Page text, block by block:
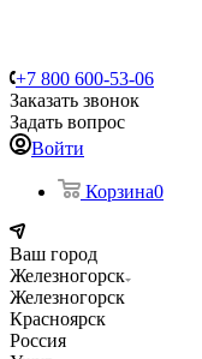
+7 800 600-53-06
Заказать звонок
Задать вопрос
Войти
Корзина0
Ваш город
Железногорск
Железногорск
Красноярск
Россия